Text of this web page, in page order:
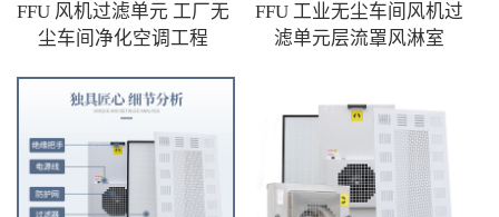
FFU 风机过滤单元 工厂无
尘车间净化空调工程
FFU 工业无尘车间风机过
滤单元层流罩风淋室